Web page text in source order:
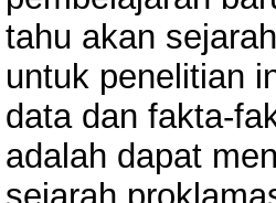
tahu akan
untuk penelitian
data dan fakta-
adalah dapat